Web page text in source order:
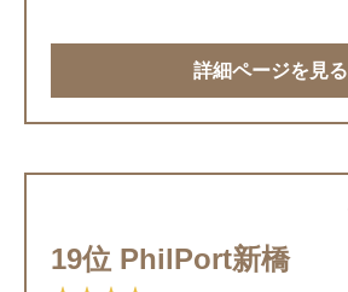
詳細ページを見る
19位 PhilPort新橋